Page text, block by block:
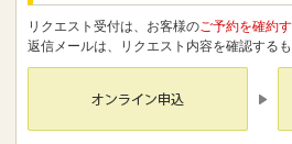
リクエスト受付は、お客様のご予約を確約
返信メールは、リクエスト内容を確認する